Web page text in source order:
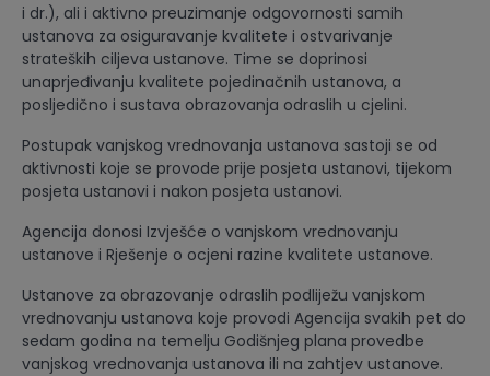
i dr.), ali i aktivno preuzimanje odgovornosti samih
ustanova za osiguravanje kvalitete i ostvarivanje
strateških ciljeva ustanove. Time se doprinosi
unaprjeđivanju kvalitete pojedinačnih ustanova, a
posljedično i sustava obrazovanja odraslih u cjelini.
Postupak vanjskog vrednovanja ustanova sastoji se od
aktivnosti koje se provode prije posjeta ustanovi, tijekom
posjeta ustanovi i nakon posjeta ustanovi.
Agencija donosi Izvješće o vanjskom vrednovanju
ustanove i Rješenje o ocjeni razine kvalitete ustanove.
Ustanove za obrazovanje odraslih podliježu vanjskom
vrednovanju ustanova koje provodi Agencija svakih pet do
sedam godina na temelju Godišnjeg plana provedbe
vanjskog vrednovanja ustanova ili na zahtjev ustanove.